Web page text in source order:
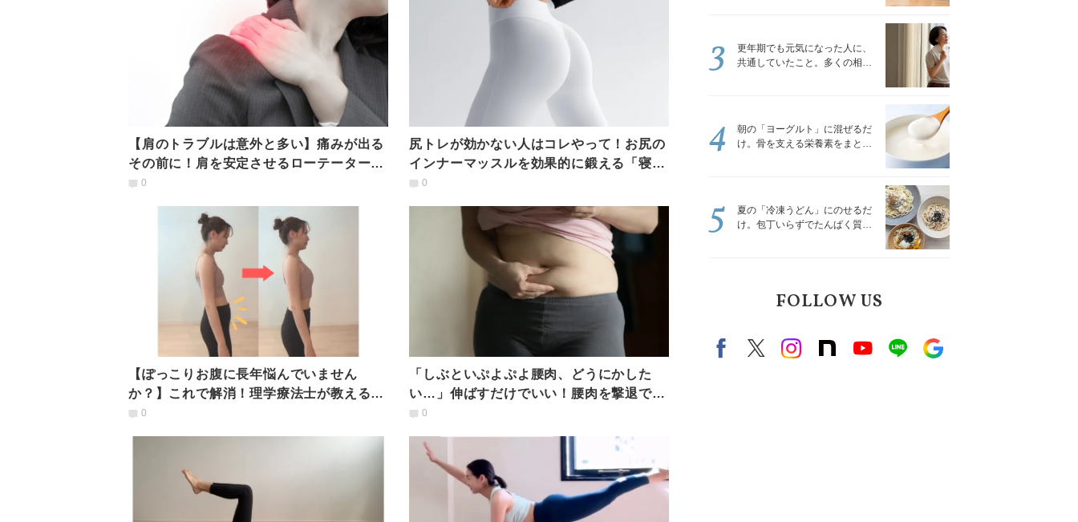
【肩のトラブルは意外と多い】痛みが出る
その前に！肩を安定させるローテーターカ
フトレーニング
0
尻トレが効かない人はコレやって！お尻の
インナーマッスルを効果的に鍛える「寝た
まま」トレーニング
0
【ぽっこりお腹に長年悩んでいません
か？】これで解消！理学療法士が教える骨
盤底筋群トレーニング
0
「しぶといぷよぷよ腰肉、どうにかした
い…」伸ばすだけでいい！腰肉を撃退でき
る簡単エクサ
0
更年期でも元気になった人に、
共通していたこと。多くの相談
3
朝の「ヨーグルト」に混ぜるだ
け。骨を支える栄養素をまとめ
4
夏の「冷凍うどん」にのせるだ
け。包丁いらずでたんぱく質を
5
FOLLOW US
FacebookX（旧twitter）
instagram
note Youtubeline